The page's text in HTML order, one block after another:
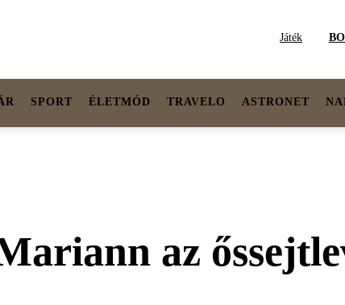
Játék
SPORT ÉLETMÓD TRAVELO ASTRONET
az